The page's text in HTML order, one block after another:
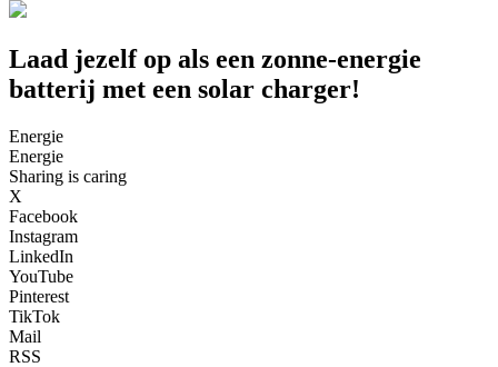
Laad jezelf op als een zonne-energie
batterij met een solar charger!
Energie
Energie
Sharing is caring
X
Facebook
Instagram
LinkedIn
YouTube
Pinterest
TikTok
Mail
RSS